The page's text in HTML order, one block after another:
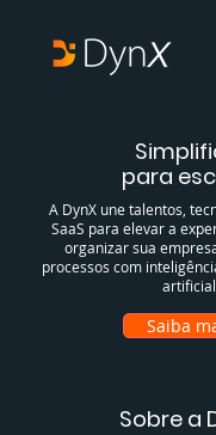
para
A DynX une talentos,
SaaS para elevar a
organizar sua
processos com
Saiba
Sobre a